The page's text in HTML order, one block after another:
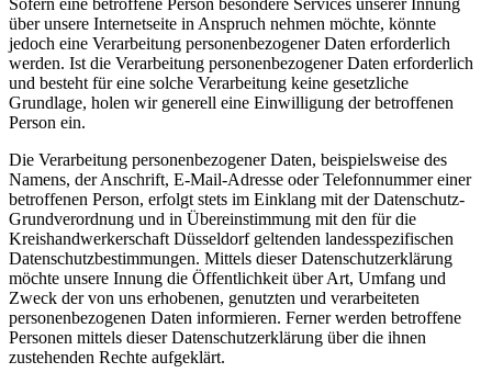
Sofern eine betroffene Person besondere Services unserer Innung
über unsere Internetseite in Anspruch nehmen möchte, könnte
jedoch eine Verarbeitung personenbezogener Daten erforderlich
werden. Ist die Verarbeitung personenbezogener Daten erforderlich
und besteht für eine solche Verarbeitung keine gesetzliche
Grundlage, holen wir generell eine Einwilligung der betroffenen
Person ein.
Die Verarbeitung personenbezogener Daten, beispielsweise des
Namens, der Anschrift, E-Mail-Adresse oder Telefonnummer einer
betroffenen Person, erfolgt stets im Einklang mit der Datenschutz-
Grundverordnung und in Übereinstimmung mit den für die
Kreishandwerkerschaft Düsseldorf geltenden landesspezifischen
Datenschutzbestimmungen. Mittels dieser Datenschutzerklärung
möchte unsere Innung die Öffentlichkeit über Art, Umfang und
Zweck der von uns erhobenen, genutzten und verarbeiteten
personenbezogenen Daten informieren. Ferner werden betroffene
Personen mittels dieser Datenschutzerklärung über die ihnen
zustehenden Rechte aufgeklärt.